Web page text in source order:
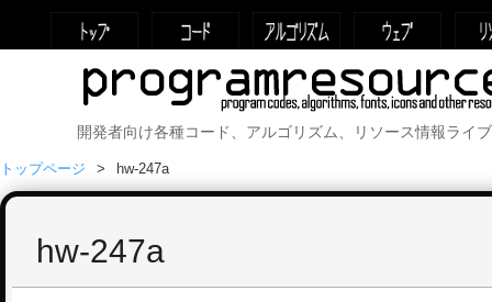
開発者向け各種コード、アルゴリズム、リソース情報ラ
トップページ hw-247a
hw-247a